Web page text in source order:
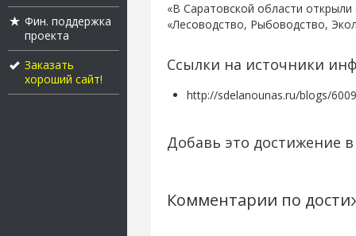
Фин. поддержка
проекта
Заказать
хороший сайт!
«В Саратовской области
«Лесоводство, Рыбоводство,
Ссылки на источники
http://sdelanounas.ru/blogs/
Добавь это достижение в
Комментарии по